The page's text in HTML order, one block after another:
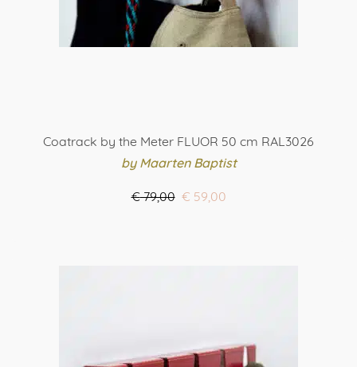
Coatrack by the Meter FLUOR 50 cm RAL3026
by Maarten Baptist
€79,00 Oorspronkelijke
€ 59,00Huidige